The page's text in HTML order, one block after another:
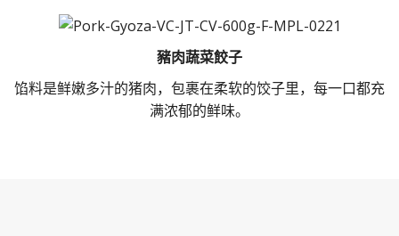
豬肉蔬菜餃子
馅料是鲜嫩多汁的猪肉，包裹在柔软的饺子里，每一口都充
满浓郁的鲜味。